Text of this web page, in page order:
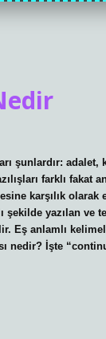
şunlardır:
farklı fakat
karşılık
şekilde yazılan ve
Eş anlamlı
nedir? İşte